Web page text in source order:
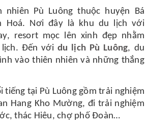
nhiên Pù Luông thuộc huyện Bá
Hoá. Nơi đây là khu du lịch với
resort mọc lên xinh đẹp nhằm
lịch. Đến với du lịch Pù Luông, du
vào thiên nhiên và những thắng
tiếng tại Pù Luông gồm trải nghiệm
Hang Kho Mường, đi trải nghiệm
thác Hiêu, chợ phố Đoàn…